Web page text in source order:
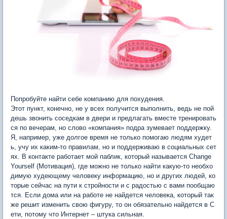
Попробуйте найти себе компанию для похудения.
Этот пункт, конечно, не у всех получится выполнить, ведь не пой
дешь звонить соседкам в двери и предлагать вместе тренировать
ся по вечерам, но слово «компания» подра зумевает поддержку.
Я, например, уже долгое время не только помогаю людям худет
ь, учу их каким-то правилам, но и поддерживаю в социальных сет
ях. В контакте работает мой паблик, который называется Change
Yourself (Мотивация), где можно не только найти какую-то необхо
димую худеющему человеку информацию, но и других людей, ко
торые сейчас на пути к стройности и с радостью с вами пообщаю
тся. Если дома или на работе не найдется человека, который так
же решит изменить свою фигуру, то он обязательно найдется в С
ети, потому что Интернет – штука сильная.